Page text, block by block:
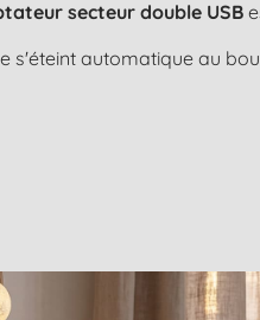
secteur double USB
s'éteint automatique au